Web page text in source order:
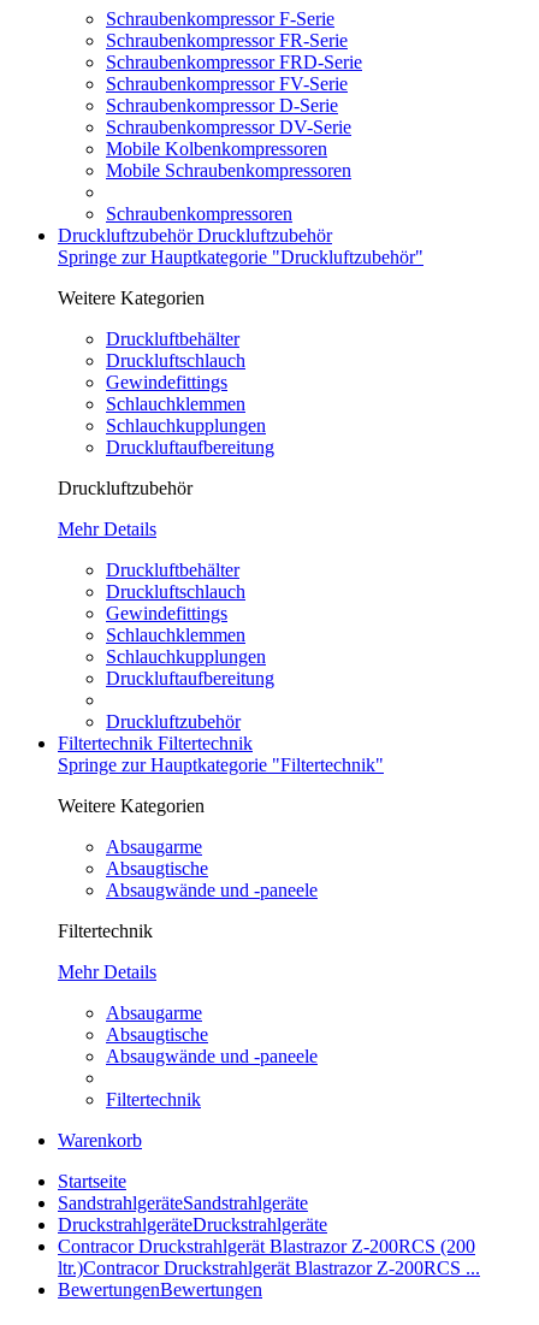
Schraubenkompressor F-Serie
Schraubenkompressor FR-Serie
Schraubenkompressor FRD-Serie
Schraubenkompressor FV-Serie
Schraubenkompressor D-Serie
Schraubenkompressor DV-Serie
Mobile Kolbenkompressoren
Mobile Schraubenkompressoren
Schraubenkompressoren
DruckluftzubehörDruckluftzubehör
Springe zur Hauptkategorie "Druckluftzubehör"
Weitere Kategorien
Druckluftbehälter
Druckluftschlauch
Gewindefittings
Schlauchklemmen
Schlauchkupplungen
Druckluftaufbereitung
Druckluftzubehör
Mehr Details
Druckluftbehälter
Druckluftschlauch
Gewindefittings
Schlauchklemmen
Schlauchkupplungen
Druckluftaufbereitung
Druckluftzubehör
Filtertechnik Filtertechnik
Springe zur Hauptkategorie "Filtertechnik"
Weitere Kategorien
Absaugarme
Absaugtische
Absaugwände und -paneele
Filtertechnik
Mehr Details
Absaugarme
Absaugtische
Absaugwände und -paneele
Filtertechnik
Warenkorb
Startseite
SandstrahlgeräteSandstrahlgeräte
DruckstrahlgeräteDruckstrahlgeräte
Contracor Druckstrahlgerät Blastrazor Z-200RCS (200
ltr.)Contracor Druckstrahlgerät Blastrazor Z-200RCS ...
BewertungenBewertungen